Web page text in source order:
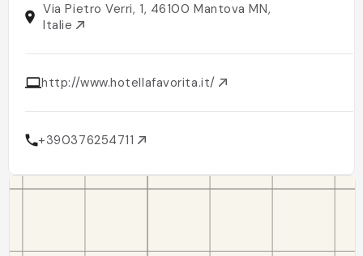
Via Pietro Verri, 1, 46100 Mantova MN,
Italie
http://www.hotellafavorita.it/
+390376254711